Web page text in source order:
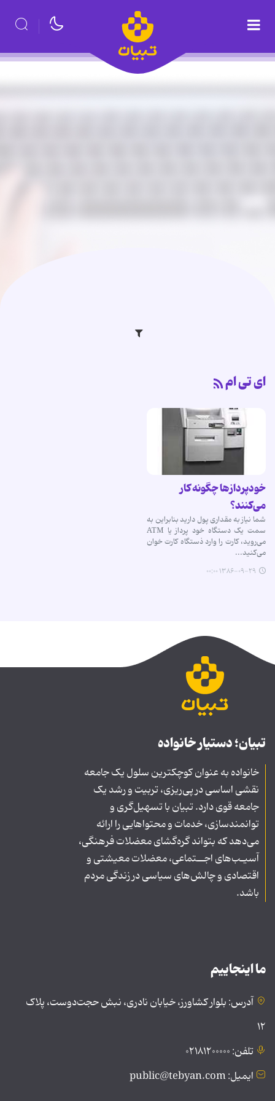
ای تی ام
خودپردازها چگونه کار
می‌کنند؟
شما نیاز به مقداری پول دارید بنابراین به
سمت یک دستگاه خود پرداز یا ATM
می‌روید، کارت را وارد ذستگاه کارت خوان
می‌کنید...
۱۳۸۶-۰۹-۲۹ ۰۰:۰۰
تبیان؛ دستیار خانواده
خانواده به عنوان کوچکترین سلول یک جامعه
نقشی اساسی در پی‌ریزی، تربیت و رشد یک
جامعه قوی دارد. تبیان با تسهیل‌گری و
توانمندسازی، خدمات و محتواهایی را ارائه
می‌دهد که بتواند گره‌گشای معضلات فرهنگی،
آسیـب‌های اجــتماعی، معضلات معیشتی و
اقتصادی و چالش‌های سیاسی در زندگی مردم
باشد.
ما اینجاییم
آدرس: بلوار کشاورز، خیابان نادری، نبش حجت‌دوست، پلاک
۱۲
تلفن: ۰۲۱۸۱۲۰۰۰۰۰
ایمیل: public@tebyan.com